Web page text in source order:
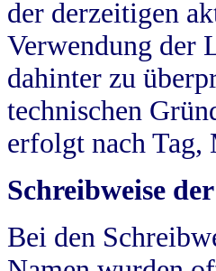
der derzeitigen
Verwendung der
dahinter zu
technischen
erfolgt nach Tag,
Schreibweise
Bei den